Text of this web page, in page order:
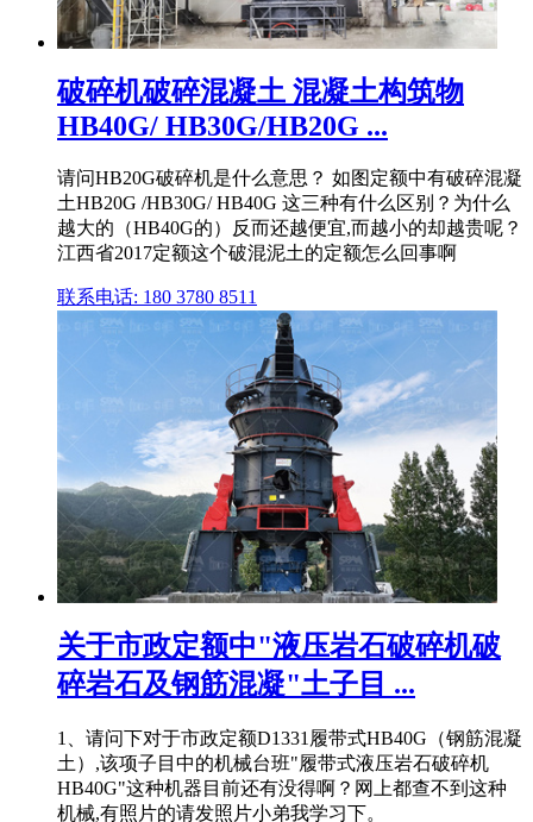
破碎机破碎混凝土 混凝土构筑物
HB40G/ HB30G/HB20G ...
请问HB20G破碎机是什么意思？ 如图定额中有破碎混凝
土HB20G /HB30G/ HB40G 这三种有什么区别？为什么
越大的（HB40G的）反而还越便宜,而越小的却越贵呢？
江西省2017定额这个破混泥土的定额怎么回事啊
联系电话: 180 3780 8511
关于市政定额中"液压岩石破碎机破
碎岩石及钢筋混凝"土子目 ...
1、请问下对于市政定额D1331履带式HB40G（钢筋混凝
土）,该项子目中的机械台班"履带式液压岩石破碎机
HB40G"这种机器目前还有没得啊？网上都查不到这种
机械,有照片的请发照片小弟我学习下。